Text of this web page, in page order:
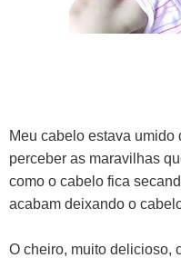
Meu cabelo estava umido
perceber as maravilhas
como o cabelo fica
acabam deixando o
O cheiro, muito delicioso,